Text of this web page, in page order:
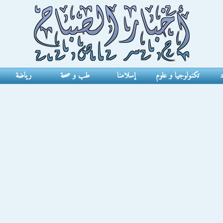
تكنولوجيا و علوم إسلامنا طب و صحة رياضة